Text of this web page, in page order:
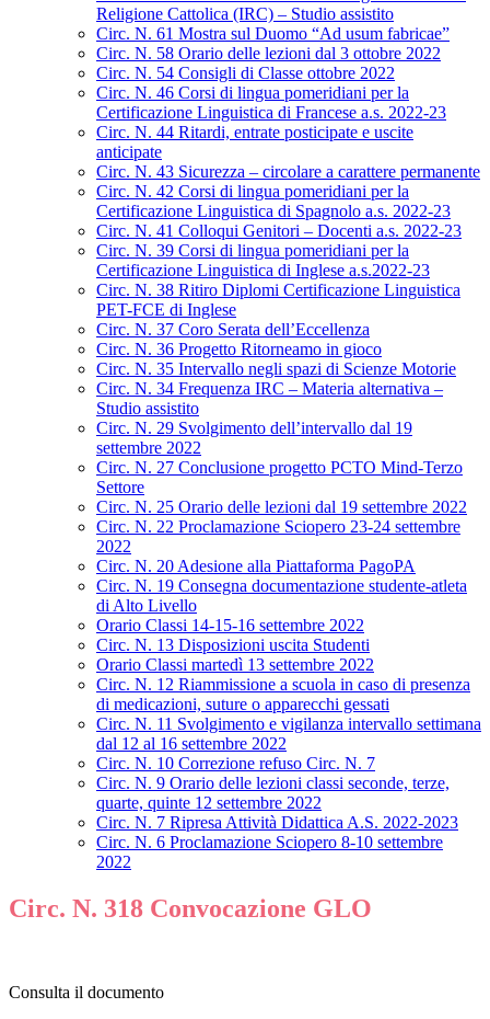
Religione Cattolica (IRC) – Studio assistito
Circ. N. 61 Mostra sul Duomo “Ad usum fabricae”
Circ. N. 58 Orario delle lezioni dal 3 ottobre 2022
Circ. N. 54 Consigli di Classe ottobre 2022
Circ. N. 46 Corsi di lingua pomeridiani per la
Certificazione Linguistica di Francese a.s. 2022-23
Circ. N. 44 Ritardi, entrate posticipate e uscite
anticipate
Circ. N. 43 Sicurezza – circolare a carattere permanente
Circ. N. 42 Corsi di lingua pomeridiani per la
Certificazione Linguistica di Spagnolo a.s. 2022-23
Circ. N. 41 Colloqui Genitori – Docenti a.s. 2022-23
Circ. N. 39 Corsi di lingua pomeridiani per la
Certificazione Linguistica di Inglese a.s.2022-23
Circ. N. 38 Ritiro Diplomi Certificazione Linguistica
PET-FCE di Inglese
Circ. N. 37 Coro Serata dell’Eccellenza
Circ. N. 36 Progetto Ritorneamo in gioco
Circ. N. 35 Intervallo negli spazi di Scienze Motorie
Circ. N. 34 Frequenza IRC – Materia alternativa –
Studio assistito
Circ. N. 29 Svolgimento dell’intervallo dal 19
settembre 2022
Circ. N. 27 Conclusione progetto PCTO Mind-Terzo
Settore
Circ. N. 25 Orario delle lezioni dal 19 settembre 2022
Circ. N. 22 Proclamazione Sciopero 23-24 settembre
2022
Circ. N. 20 Adesione alla Piattaforma PagoPA
Circ. N. 19 Consegna documentazione studente-atleta
di Alto Livello
Orario Classi 14-15-16 settembre 2022
Circ. N. 13 Disposizioni uscita Studenti
Orario Classi martedì 13 settembre 2022
Circ. N. 12 Riammissione a scuola in caso di presenza
di medicazioni, suture o apparecchi gessati
Circ. N. 11 Svolgimento e vigilanza intervallo settimana
dal 12 al 16 settembre 2022
Circ. N. 10 Correzione refuso Circ. N. 7
Circ. N. 9 Orario delle lezioni classi seconde, terze,
quarte, quinte 12 settembre 2022
Circ. N. 7 Ripresa Attività Didattica A.S. 2022-2023
Circ. N. 6 Proclamazione Sciopero 8-10 settembre
2022
Circ. N. 318 Convocazione GLO
Consulta il documento